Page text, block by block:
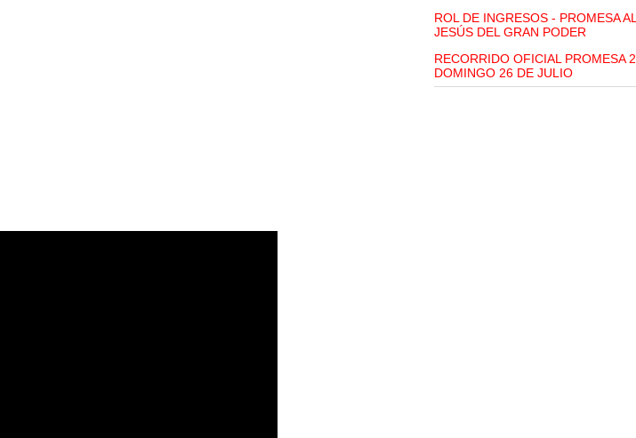
ROL DE INGRESOS - PROMESA
JESÚS DEL GRAN PODER
RECORRIDO OFICIAL PROMESA
DOMINGO 26 DE JULIO